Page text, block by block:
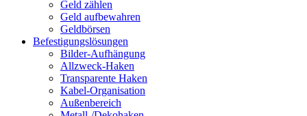
Geld zählen
Geld aufbewahren
Geldbörsen
Befestigungslösungen
Bilder-Aufhängung
Allzweck-Haken
Transparente Haken
Kabel-Organisation
Außenbereich